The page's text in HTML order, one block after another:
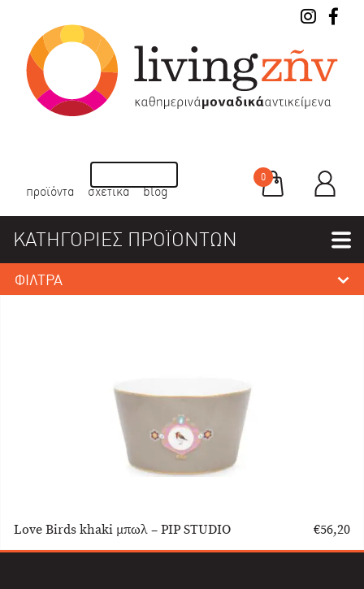
προϊόντα σχετικά blog
0
ΚΑΤΗΓΟΡΙΕΣ ΠΡΟΪΟΝΤΩΝ
ΦΙΛΤΡΑ
Love Birds khaki μπωλ – PIP STUDIO €56,20